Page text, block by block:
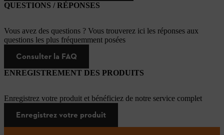
QUESTIONS / RÉPONSES
Vous avez des questions ? Vous trouverez ici les réponses aux
questions les plus fréquemment posées
Consulter la FAQ
ENREGISTREMENT DES PRODUITS
Enregistrez votre produit et bénéficiez de notre service complet
Enregistrez votre produit